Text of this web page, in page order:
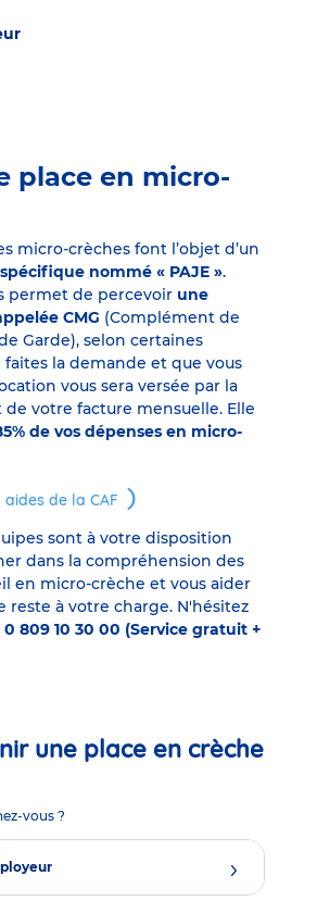
place en micro-
micro-crèches font l’objet d’un
nommé « PAJE ».
permet de percevoir une
CMG (Complément de
Garde), selon certaines
la demande et que vous
vous sera versée par la
de votre facture mensuelle. Elle
de vos dépenses en micro-
de la CAF
sont à votre disposition
dans la compréhension des
en micro-crèche et vous aider
reste à votre charge. N'hésitez
0 809 10 30 00 (Service gratuit +
une place en crèche
vous ?